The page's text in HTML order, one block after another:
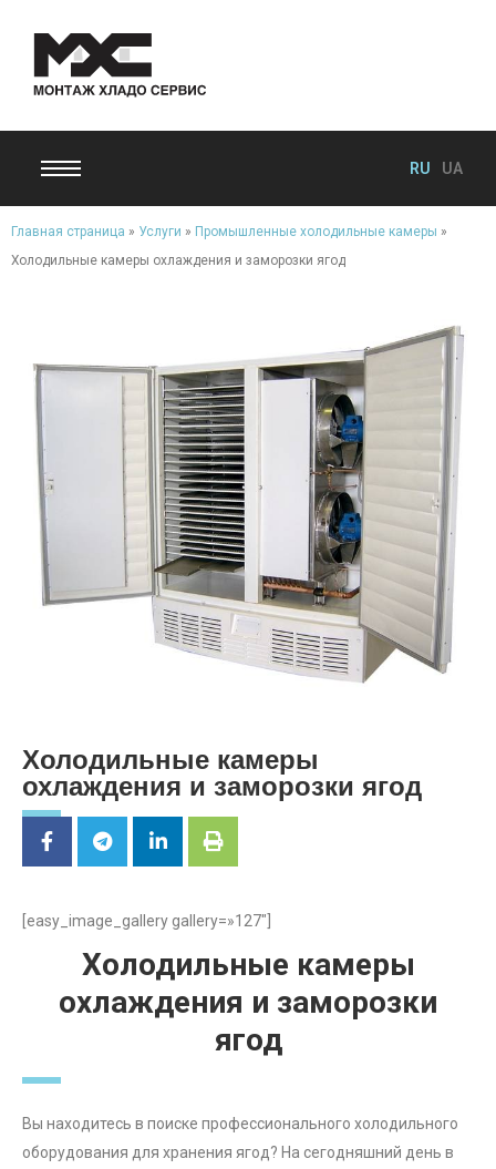
RU UA
Главная страница » Услуги » Промышленные холодильные камеры »
Холодильные камеры охлаждения и заморозки ягод
Холодильные камеры
охлаждения и заморозки ягод
[easy_image_gallery gallery=»127″]
Холодильные камеры
охлаждения и заморозки
ягод
Вы находитесь в поиске профессионального холодильного
оборудования для хранения ягод? На сегодняшний день в